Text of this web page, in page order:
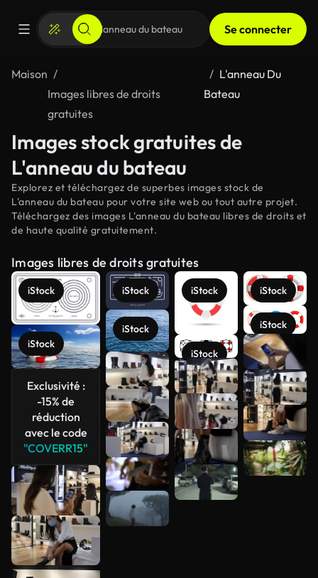
Se connecter
Maison
Images libres de droits
gratuites
L'anneau Du
Bateau
Images stock gratuites de
L'anneau du bateau
Explorez et téléchargez de superbes images stock de
L'anneau du bateau pour votre site web ou tout autre projet.
Téléchargez des images L'anneau du bateau libres de droits et
de haute qualité gratuitement.
Images libres de droits gratuites
iStock
iStock
Exclusivité :
-15% de
réduction
avec le code
"COVERR15"
iStock
iStock
iStock
iStock
iStock
iStock
Voir plus